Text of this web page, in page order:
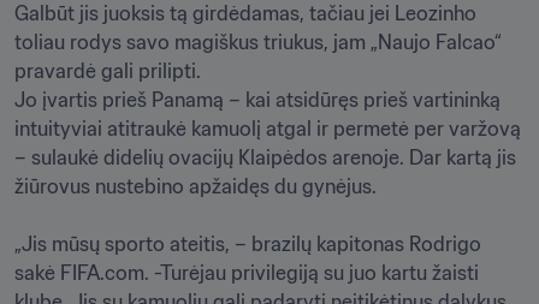
Galbūt jis juoksis tą girdėdamas, tačiau jei Leozinho
toliau rodys savo magiškus triukus, jam „Naujo Falcao“
pravardė gali prilipti.
Jo įvartis prieš Panamą – kai atsidūręs prieš vartininką
intuityviai atitraukė kamuolį atgal ir permetė per varžovą
– sulaukė didelių ovacijų Klaipėdos arenoje. Dar kartą jis
žiūrovus nustebino apžaidęs du gynėjus.
„Jis mūsų sporto ateitis, – brazilų kapitonas Rodrigo
sakė FIFA.com. -Turėjau privilegiją su juo kartu žaisti